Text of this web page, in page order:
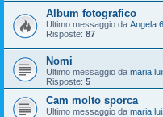
Album fotografico
Ultimo messaggio da Angela
Risposte: 87
Nomi
Ultimo messaggio da maria
Risposte: 5
Cam molto sporca
Ultimo messaggio da maria